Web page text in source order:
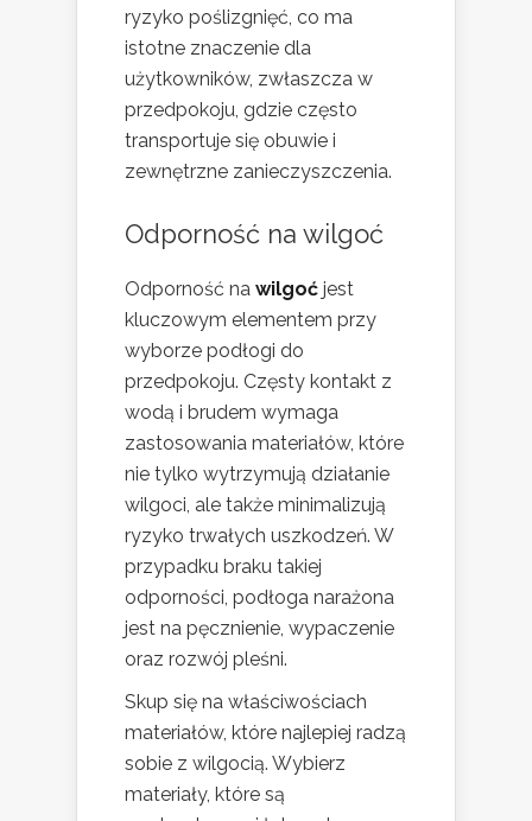
ryzyko poślizgnięć, co ma
istotne znaczenie dla
użytkowników, zwłaszcza w
przedpokoju, gdzie często
transportuje się obuwie i
zewnętrzne zanieczyszczenia.
Odporność na wilgoć
Odporność na wilgoć jest
kluczowym elementem przy
wyborze podłogi do
przedpokoju. Częsty kontakt z
wodą i brudem wymaga
zastosowania materiałów, które
nie tylko wytrzymują działanie
wilgoci, ale także minimalizują
ryzyko trwałych uszkodzeń. W
przypadku braku takiej
odporności, podłoga narażona
jest na pęcznienie, wypaczenie
oraz rozwój pleśni.
Skup się na właściwościach
materiałów, które najlepiej radzą
sobie z wilgocią. Wybierz
materiały, które są